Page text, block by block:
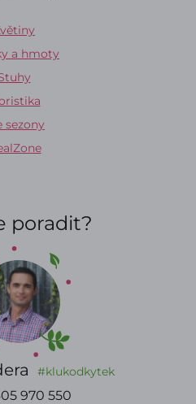
a hmoty
sezony
poradit?
#klukodkytek
970 550